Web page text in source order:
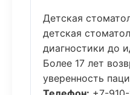
Детская
детская
диагностики до
Более 17 лет
уверенность